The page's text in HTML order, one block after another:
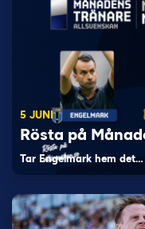
5 JUNI
Rösta på
Tar Engelmark hem det…